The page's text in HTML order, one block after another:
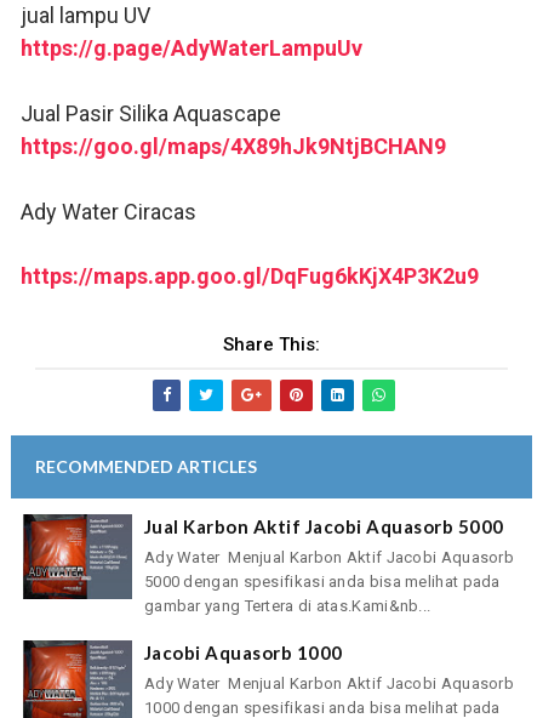
jual lampu UV
https://g.page/AdyWaterLampuUv
Jual Pasir Silika Aquascape
https://goo.gl/maps/4X89hJk9NtjBCHAN9
Ady Water Ciracas
https://maps.app.goo.gl/DqFug6kKjX4P3K2u9
Share This:
RECOMMENDED ARTICLES
Jual Karbon Aktif Jacobi Aquasorb 5000
Ady Water Menjual Karbon Aktif Jacobi Aquasorb
5000 dengan spesifikasi anda bisa melihat pada
gambar yang Tertera di atas.Kami&nb...
Jacobi Aquasorb 1000
Ady Water Menjual Karbon Aktif Jacobi Aquasorb
1000 dengan spesifikasi anda bisa melihat pada